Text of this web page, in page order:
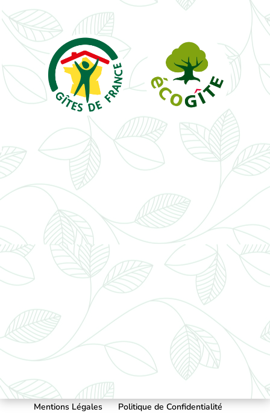
Mentions Légales
Politique de Confidentialité